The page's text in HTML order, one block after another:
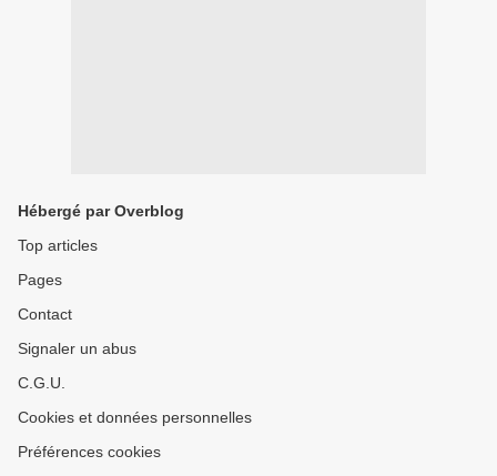
Hébergé par Overblog
Top articles
Pages
Contact
Signaler un abus
C.G.U.
Cookies et données personnelles
Préférences cookies